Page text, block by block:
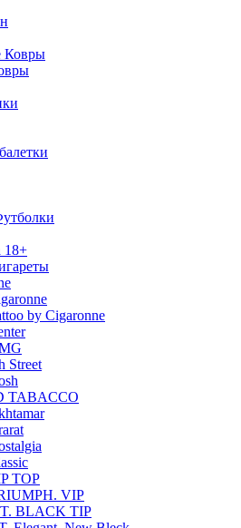
Ковры
18+
by Cigaronne
Street
TABACCO
TOP
VIP
BLACK TIP